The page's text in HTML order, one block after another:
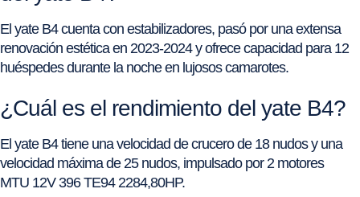
El yate B4 cuenta con estabilizadores, pasó por una extensa
renovación estética en 2023-2024 y ofrece capacidad para 12
huéspedes durante la noche en lujosos camarotes.
¿Cuál es el rendimiento del yate B4?
El yate B4 tiene una velocidad de crucero de 18 nudos y una
velocidad máxima de 25 nudos, impulsado por 2 motores
MTU 12V 396 TE94 2284,80HP.